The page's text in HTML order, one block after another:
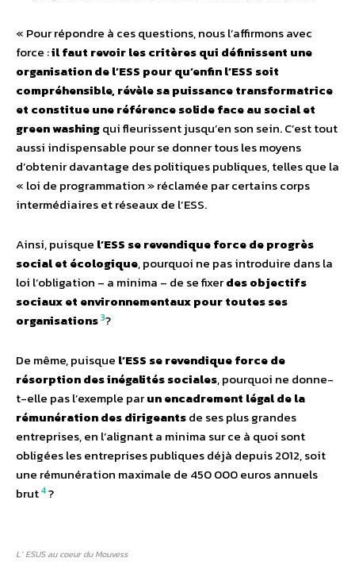
« Pour répondre à ces questions, nous l’affirmons avec
force :il faut revoir les critères qui définissent une
organisation de l’ESS pour qu’enfin l’ESS soit
compréhensible, révèle sa puissance transformatrice
et constitue une référence solide face au social et
green washingqui fleurissent jusqu’en son sein. C’est tout
aussi indispensable pour se donner tous les moyens
d’obtenir davantage des politiques publiques, telles que la
« loi de programmation » réclamée par certains corps
intermédiaires et réseaux de l’ESS.
Ainsi, puisque l’ESS se revendique force de progrès
social et écologique, pourquoi ne pas introduire dans la
loi l’obligation – a minima – de se fixerdes objectifs
sociaux et environnementaux pour toutes ses
organisations3?
De même, puisque l’ESS se revendique force de
résorption des inégalités sociales, pourquoi ne donne-
t-elle pas l’exemple parun encadrement légal de la
rémunération des dirigeantsde ses plus grandes
entreprises, en l’alignant a minima sur ce à quoi sont
obligées les entreprises publiques déjà depuis 2012, soit
une rémunération maximale de 450 000 euros annuels
brut4?
L’ ESUS au coeur du Mouvess